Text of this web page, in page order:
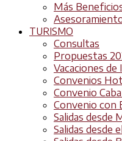
Más
TURISMO
Consultas
Propuestas
Vacaciones
Convenios
Convenio
Convenio con
Salidas desde
Salidas desde